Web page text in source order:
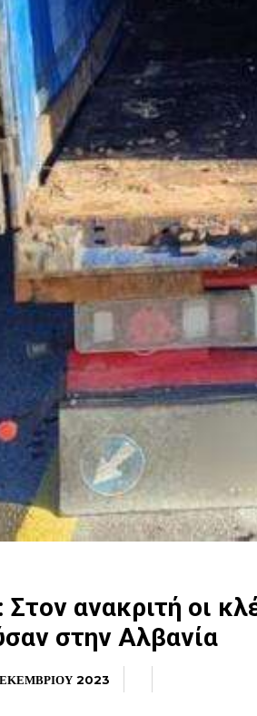
Στον ανακριτή οι
στην Αλβανία
2023